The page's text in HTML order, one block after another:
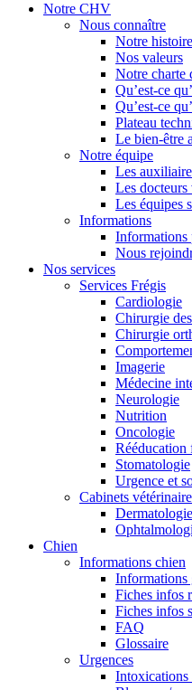
Notre CHV
Nous connaître
Notre histoire
Nos valeurs
Notre charte
Qu’est-ce
Qu’est-ce
Plateau
Le bien-être
Notre équipe
Les
Les docteurs
Les équipes
Informations
Informations
Nous
Nos services
Services Frégis
Cardiologie
Chirurgie
Chirurgie
Imagerie
Médecine
Neurologie
Nutrition
Oncologie
Rééducation
Stomatologie
Urgence et
Cabinets
Dermatologie
Chien
Informations chien
Informations
Fiches infos
Fiches infos
FAQ
Glossaire
Urgences
Intoxications